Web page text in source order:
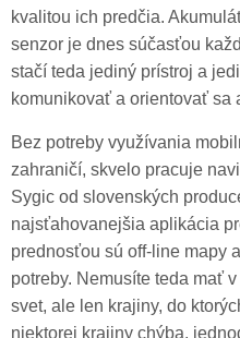
kvalitou ich predčia.
senzor je dnes súčasťou
stačí teda jediný prístroj a
komunikovať a orientovať sa
Bez potreby využívania
zahraničí, skvelo pracuje
Sygic od slovenských
najsťahovanejšia aplikácia
prednosťou sú off-line mapy
potreby. Nemusíte teda mať
svet, ale len krajiny, do
niektorej krajiny chýba,